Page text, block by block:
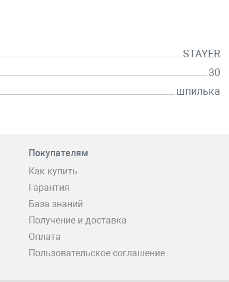
STAYER
30
шпилька
Покупателям
Как купить
Гарантия
База знаний
Получение и доставка
Оплата
Пользовательское соглашение